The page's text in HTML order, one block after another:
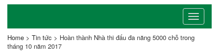
Toggle
Home > Tin tức > Hoàn thành Nhà thi đấu đa năng 5000 chỗ trong
tháng 10 năm 2017